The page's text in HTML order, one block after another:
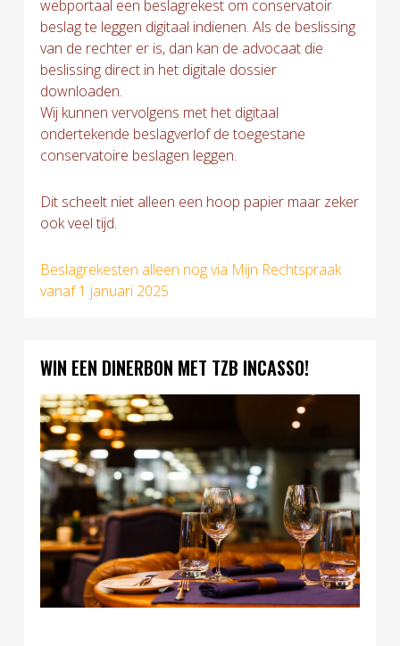
webportaal een beslagrekest om conservatoir
beslag te leggen digitaal indienen. Als de beslissing
van de rechter er is, dan kan de advocaat die
beslissing direct in het digitale dossier
downloaden.
Wij kunnen vervolgens met het digitaal
ondertekende beslagverlof de toegestane
conservatoire beslagen leggen.
Dit scheelt niet alleen een hoop papier maar zeker
ook veel tijd.
Beslagrekesten alleen nog via Mijn Rechtspraak
vanaf 1 januari 2025
WIN EEN DINERBON MET TZB INCASSO!